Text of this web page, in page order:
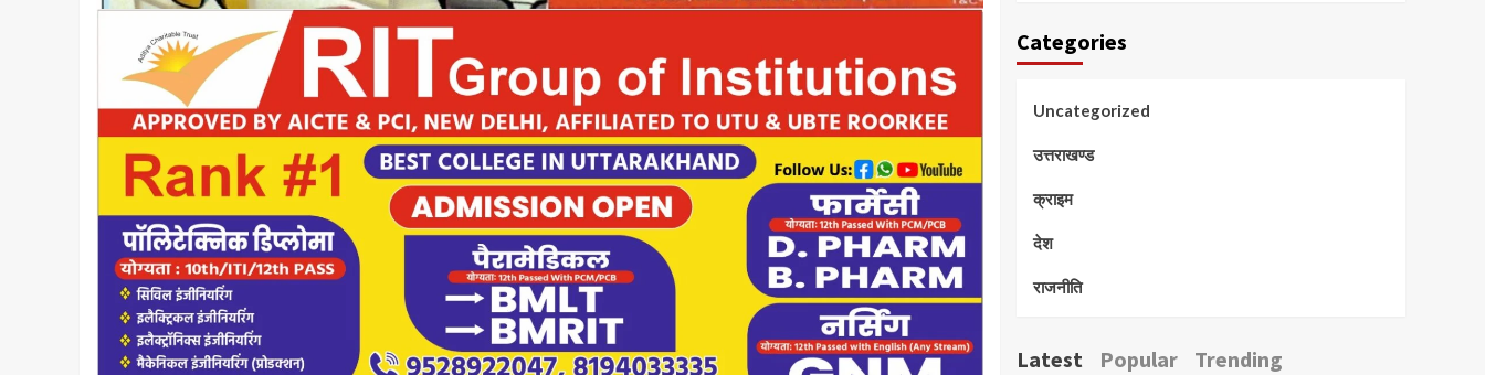
Categories
Uncategorized
उत्तराखण्ड
क्राइम
देश
राजनीति
Latest Popular Trending